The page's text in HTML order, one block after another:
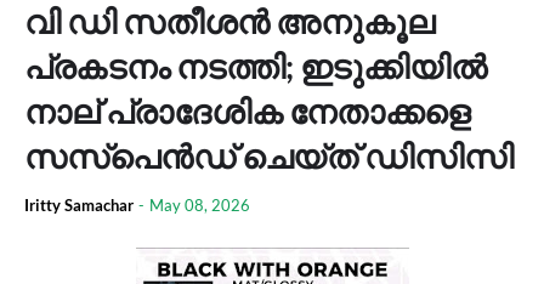
വി ഡി സതീശൻ അനുകൂല
പ്രകടനം നടത്തി; ഇടുക്കിയിൽ
നാല് പ്രാദേശിക നേതാക്കളെ
സസ്പെൻഡ് ചെയ്‌ത്‌ ഡിസിസി
Iritty Samachar - May 08, 2026